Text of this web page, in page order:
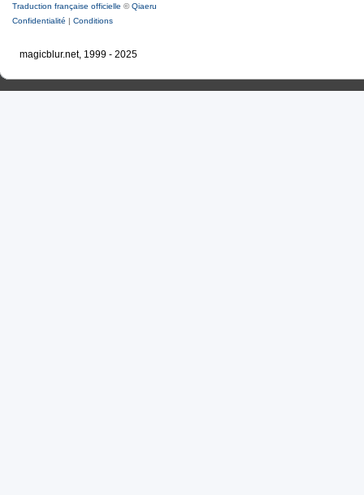
Traduction française officielle ©Qiaeru
Confidentialité | Conditions
magicblur.net, 1999 - 2025